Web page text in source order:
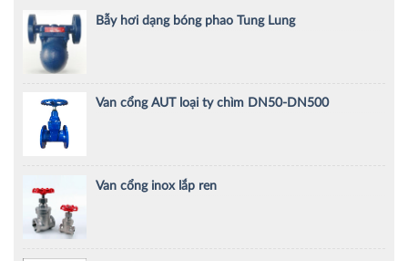
Bẫy hơi dạng bóng phao Tung Lung
Van cổng AUT loại ty chìm DN50-DN500
Van cổng inox lắp ren